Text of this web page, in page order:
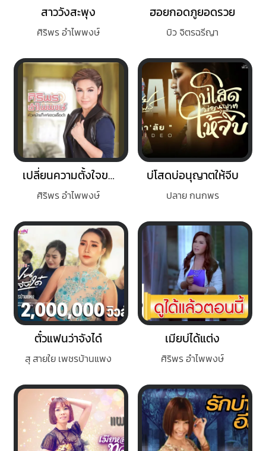
สาววังสะพุง
ศิริพร อำไพพงษ์
ฮอยกอดภูยอดรวย
บิว จิตรฉรีญา
เปลี่ยนความตั้งใจของน้องได้บ่
ศิริพร อำไพพงษ์
บ่โสดบ่อนุญาตให้จีบ
ปลาย กนกพร
ตั๋วแฟนว่าจังได๋
สุ สายใย เพชรบ้านแพง
เมียบ่ได้แต่ง
ศิริพร อำไพพงษ์